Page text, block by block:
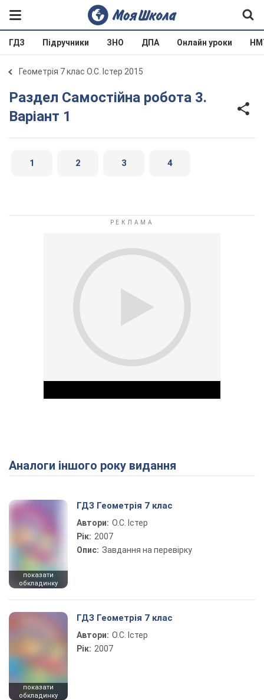
ГДЗ Підручники ЗНО ДПА Онлайн уроки
Геометрія 7 клас О.С. Істер 2015
Раздел Самостійна робота 3.
Варіант 1
1 2 3 4
Play Video
Аналоги іншого року видання
показати
обкладинку
ГДЗ Геометрія 7 клас
Автори: О.С. Істер
Рік: 2007
Опис: Завдання на перевірку
показати
обкладинку
ГДЗ Геометрія 7 клас
Автори: О.С. Істер
Рік: 2007